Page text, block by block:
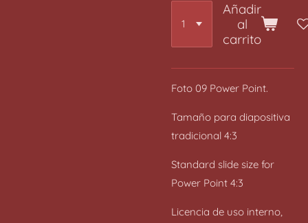
Añadir
al
carrito
Foto 09 Power Point.
Tamaño para diapositiva
tradicional 4:3
Standard slide size for
Power Point 4:3
Licencia de uso interno,